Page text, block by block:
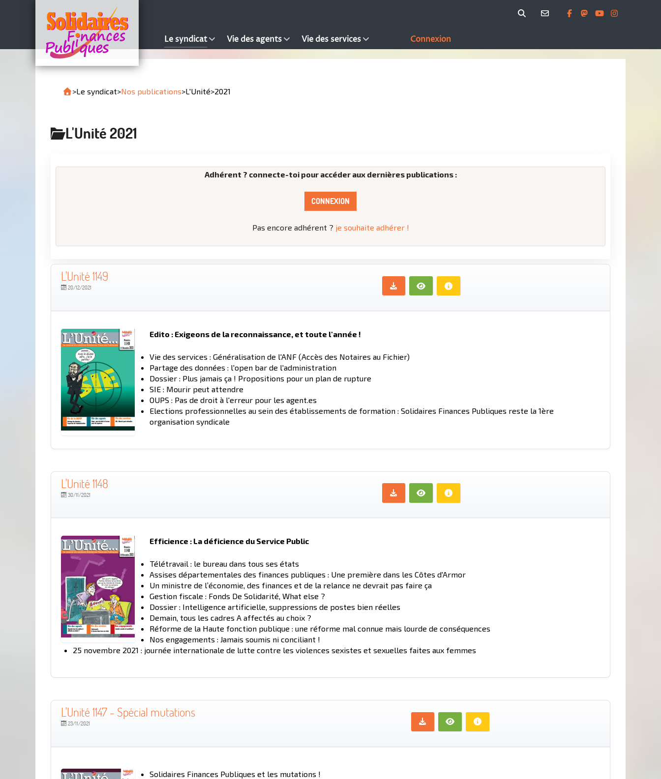
Le syndicat Vie des agents Vie des services Connexion
>Le syndicat>Nos publications>L'Unité>2021
L'Unité 2021
Adhérent ? connecte-toi pour accéder aux dernières publications :
CONNEXION
Pas encore adhérent ? je souhaite adhérer !
L'Unité 1149
20/12/2021
Edito : Exigeons de la reconnaissance, et toute l'année !
Vie des services : Généralisation de l'ANF (Accès des Notaires au Fichier)
Partage des données : l'open bar de l'administration
Dossier : Plus jamais ça ! Propositions pour un plan de rupture
SIE : Mourir peut attendre
OUPS : Pas de droit à l'erreur pour les agent.es
Elections professionnelles au sein des établissements de formation : Solidaires Finances Publiques reste la 1ère
organisation syndicale
L'Unité 1148
30/11/2021
Efficience : La déficience du Service Public
Télétravail : le bureau dans tous ses états
Assises départementales des finances publiques : Une première dans les Côtes d'Armor
Un ministre de l’économie, des finances et de la relance ne devrait pas faire ça
Gestion fiscale : Fonds De Solidarité, What else ?
Dossier : Intelligence artificielle, suppressions de postes bien réelles
Demain, tous les cadres A affectés au choix ?
Réforme de la Haute fonction publique : une réforme mal connue mais lourde de conséquences
Nos engagements : Jamais soumis ni conciliant !
25 novembre 2021 : journée internationale de lutte contre les violences sexistes et sexuelles faites aux femmes
L'Unité 1147 - Spécial mutations
23/11/2021
Solidaires Finances Publiques et les mutations !